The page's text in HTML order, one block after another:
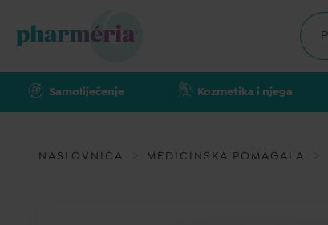
Samoliječenje Kozmetika i njega
NASLOVNICA MEDICINSKA POMAGALA